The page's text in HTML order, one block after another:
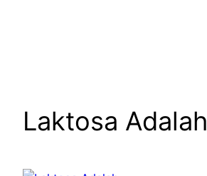
Laktosa Adalah